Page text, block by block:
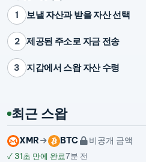
1 보낼 자산과 받을 자산 선택
2 제공된 주소로 자금 전송
3 지갑에서 스왑 자산 수령
최근 스왑
XMR BTC 비공개 금액
✓ 31초 만에 완료7분 전